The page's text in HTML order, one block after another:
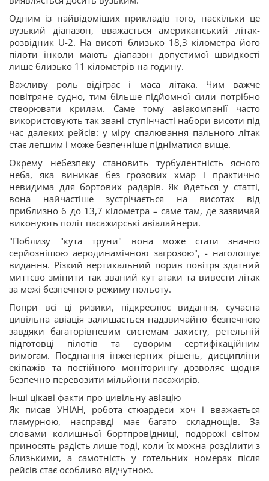
Одним із найвідоміших прикладів того, наскільки це
вузький діапазон, вважається американський літак-
розвідник U-2. На висоті близько 18,3 кілометра його
пілоти інколи мають діапазон допустимої швидкості
лише близько 11 кілометрів на годину.
Важливу роль відіграє і маса літака. Чим важче
повітряне судно, тим більше підйомної сили потрібно
створювати крилам. Саме тому авіакомпанії часто
використовують так звані ступінчасті набори висоти під
час далеких рейсів: у міру спалювання пального літак
стає легшим і може безпечніше підніматися вище.
Окрему небезпеку становить турбулентність ясного
неба, яка виникає без грозових хмар і практично
невидима для бортових радарів. Як йдеться у статті,
вона найчастіше зустрічається на висотах від
приблизно 6 до 13,7 кілометра – саме там, де зазвичай
виконують політ пасажирські авіалайнери.
"Поблизу "кута труни" вона може стати значно
серйознішою аеродинамічною загрозою", - наголошує
видання. Різкий вертикальний порив повітря здатний
миттєво змінити так званий кут атаки та вивести літак
за межі безпечного режиму польоту.
Попри всі ці ризики, підкреслює видання, сучасна
цивільна авіація залишається надзвичайно безпечною
завдяки багаторівневим системам захисту, ретельній
підготовці пілотів та суворим сертифікаційним
вимогам. Поєднання інженерних рішень, дисципліни
екіпажів та постійного моніторингу дозволяє щодня
безпечно перевозити мільйони пасажирів.
Інші цікаві факти про цивільну авіацію
Як писав УНІАН, робота стюардеси хоч і вважається
гламурною, насправді має багато складнощів. За
словами колишньої бортпровідниці, подорожі світом
приносять радість лише тоді, коли їх можна розділити з
близькими, а самотність у готельних номерах після
рейсів стає особливо відчутною.